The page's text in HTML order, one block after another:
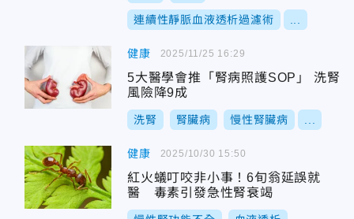
連續性靜脈血液透析過濾術
健康
5大醫學會推「腎病照護SOP」 洗腎
風險降9成
洗腎 腎臟病 慢性腎臟病
2025/11/25 16:29
健康
紅火蟻叮咬非小事！6旬翁延誤就
醫 毒素引發急性腎衰竭
2025/10/30 15:50